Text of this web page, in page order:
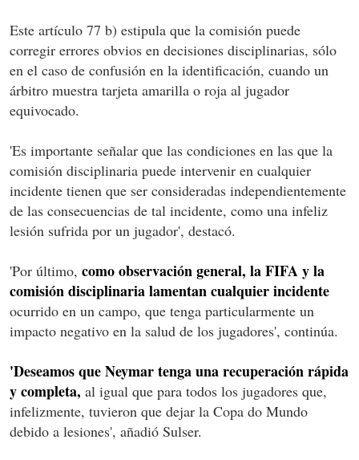
Este artículo 77 b) estipula que la comisión puede
corregir errores obvios en decisiones disciplinarias, sólo
en el caso de confusión en la identificación, cuando un
árbitro muestra tarjeta amarilla o roja al jugador
equivocado.
'Es importante señalar que las condiciones en las que la
comisión disciplinaria puede intervenir en cualquier
incidente tienen que ser consideradas independientemente
de las consecuencias de tal incidente, como una infeliz
lesión sufrida por un jugador', destacó.
'Por último, como observación general, la FIFA y la
comisión disciplinaria lamentan cualquier incidente
ocurrido en un campo, que tenga particularmente un
impacto negativo en la salud de los jugadores', continúa.
'Deseamos que Neymar tenga una recuperación rápida
y completa, al igual que para todos los jugadores que,
infelizmente, tuvieron que dejar la Copa do Mundo
debido a lesiones', añadió Sulser.